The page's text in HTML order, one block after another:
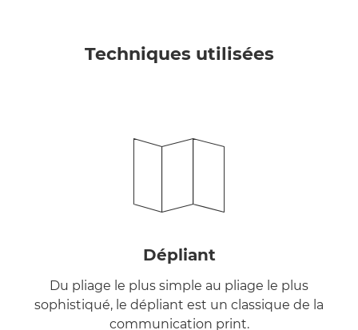
Techniques utilisées
Dépliant
Du pliage le plus simple au pliage le plus
sophistiqué, le dépliant est un classique de la
communication print.